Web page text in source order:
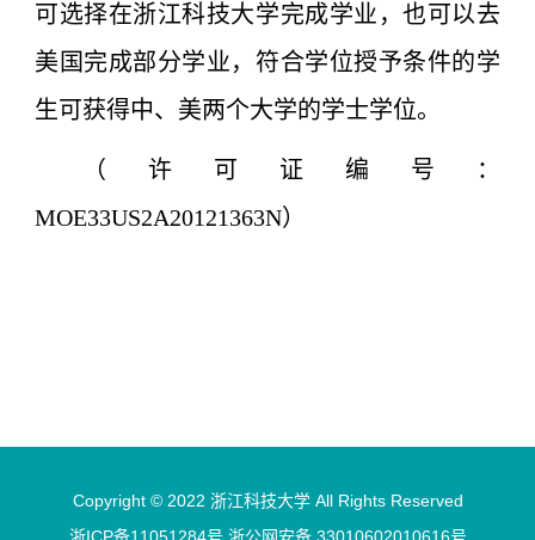
可选择在浙江科技大学完成学业，也可以去
美国完成部分学业，符合学位授予条件的学
生可获得中、美两个大学的学士学位。
（许可证编号：
MOE33US2A20121363N）
Copyright © 2022 浙江科技大学 All Rights Reserved